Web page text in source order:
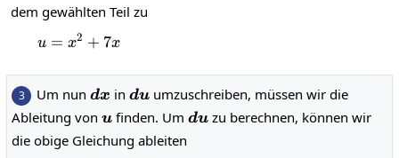
dem gewählten Teil zu
u=x^2+7x
u = x2 + 7x
3 Um nun dx
dx in du
du umzuschreiben, müssen wir die
Ableitung von u
u finden. Um du
du zu berechnen, können wir
die obige Gleichung ableiten